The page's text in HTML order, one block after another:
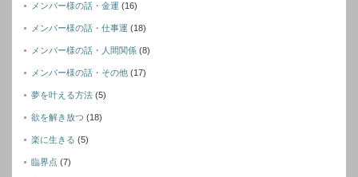
メンバー様の話・金運 (16)
メンバー様の話・仕事運 (18)
メンバー様の話・人間関係 (8)
メンバー様の話・その他 (17)
夢を叶える方法 (5)
欲を解き放つ (18)
楽に生きる (5)
臨界点 (7)